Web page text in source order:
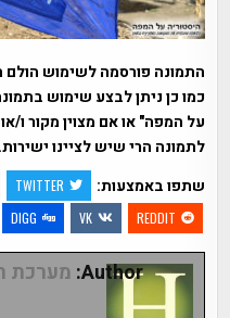
התמונה פורסמה לשימוש
כמו כן ניתן לבצע שימוש
על המפה" או אם מצוין מקור ו/
לתמונה הרי שיש לציינו ישירות.
שתפו באמצעות:
TWITTER
REDDIT
VK
DIGG
Author: מערכת